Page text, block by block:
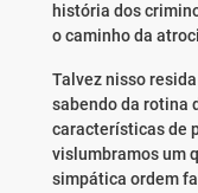
história dos
o caminho da
Talvez nisso
sabendo da rotina
características de
vislumbramos um
simpática ordem